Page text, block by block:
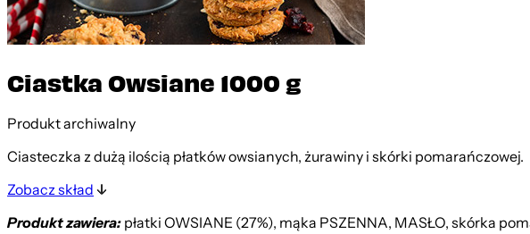
Ciastka Owsiane 1000 g
Produkt archiwalny
Ciasteczka z dużą ilością płatków owsianych, żurawiny i skórki pomarańczowej.
Zobacz skład
Produkt zawiera:płatki OWSIANE (27%), mąka PSZENNA, MASŁO, skórka